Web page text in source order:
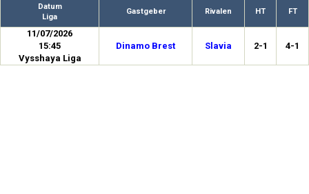
Datum
Liga
Gastgeber Rivalen HT FT
11/07/2026
15:45
Vysshaya Liga
Dinamo Brest Slavia 2-1 4-1